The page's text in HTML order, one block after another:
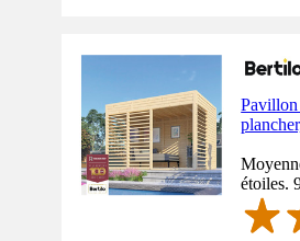
étoiles.